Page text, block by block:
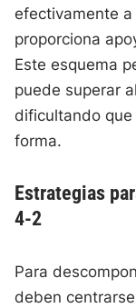
efectivamente
proporciona
Este esquema
puede superar
dificultando
forma.
Estrategias
4-2
Para
deben